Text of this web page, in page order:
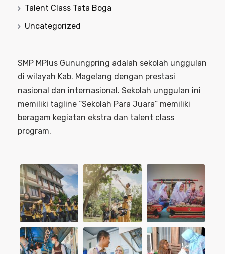
Talent Class Tata Boga
Uncategorized
SMP MPlus Gunungpring adalah sekolah unggulan
di wilayah Kab. Magelang dengan prestasi
nasional dan internasional. Sekolah unggulan ini
memiliki tagline “Sekolah Para Juara” memiliki
beragam kegiatan ekstra dan talent class
program.